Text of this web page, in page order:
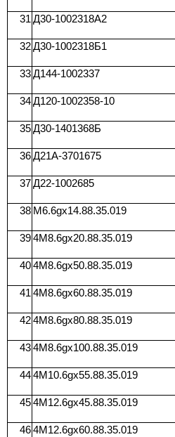
31 Д30-1002318А2
32Д30-1002318Б1
33Д144-1002337
34Д120-1002358-10
35Д30-1401368Б
36Д21А-3701675
37Д22-1002685
38 М6.6gx14.88.35.019
394M8.6gx20.88.35.019
404М8.6gx50.88.35.019
41 4M8.6gx60.88.35.019
424M8.6gx80.88.35.019
434M8.6gx100.88.35.019
444M10.6gx55.88.35.019
454М12.6gх45.88.35.019
464M12.6gx60.88.35.019